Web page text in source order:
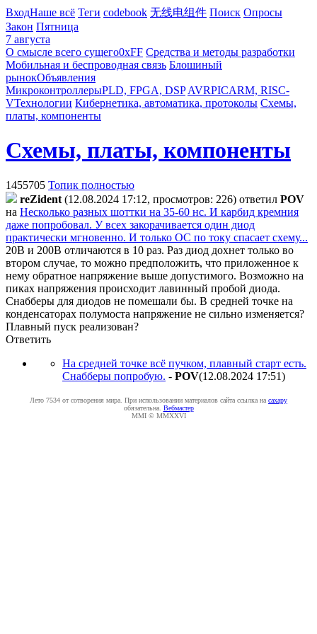
ВходНаше всё Теги codebook 无线电组件 Поиск Опросы
Закон Пятница
7 августа
О смысле всего сущего0xFF Средства и методы разработки
Мобильная и беспроводная связь Блошиный
рынокОбъявления
МикроконтроллерыPLD, FPGA, DSP AVRPICARM, RISC-
VТехнологии Кибернетика, автоматика, протоколы Схемы,
платы, компоненты
Схемы, платы, компоненты
1455705 Топик полностью
reZident (12.08.2024 17:12, просмотров: 226) ответил POV
на Несколько разных шоттки на 35-60 нс. И карбид кремния
даже попробовал. У всех закорачивается один диод
практически мгновенно. И только ОС по току спасает схему...
20В и 200В отличаются в 10 раз. Раз диод дохнет только во
втором случае, то можно предположить, что приложенное к
нему обратное напряжение выше допустимого. Возможно на
пиках напряжения происходит лавинный пробой диода.
Снабберы для диодов не помешали бы. В средней точке на
конденсаторах полумоста напряжение не сильно изменяется?
Плавный пуск реализован?
Ответить
На средней точке всё пучком, плавный старт есть.
Снабберы попробую. - POV(12.08.2024 17:51)
Лето 7534 от сотворения мира. При использовании материалов сайта ссылка на caxapу
обязательна. Вебмастер
MMI © MMXXVI